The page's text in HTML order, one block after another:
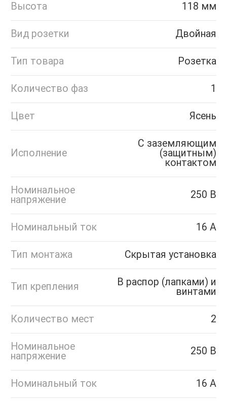
Высота 118 мм
Вид розетки Двойная
Тип товара Розетка
Количество фаз 1
Цвет Ясень
Исполнение
С заземляющим
(защитным)
контактом
Номинальное
напряжение
250 В
Номинальный ток 16 А
Тип монтажа Скрытая установка
Тип крепления
В распор (лапками) и
винтами
Количество мест 2
Номинальное
напряжение
250 В
Номинальный ток 16 А